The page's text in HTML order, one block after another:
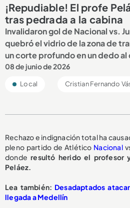
¡Repudiable! El profe
tras pedrada a la cabina
Invalidaron gol de Nacional vs.
quebró el vidrio de la zona de
un corte profundo en un dedo
08 de junio de 2026
Local Cristian Fernando
Rechazo e indignación total ha
pleno partido de Atlético Nacional
donderesultó herido el profesor
Peláez.
Lea también: Desadaptados
llegada a Medellín